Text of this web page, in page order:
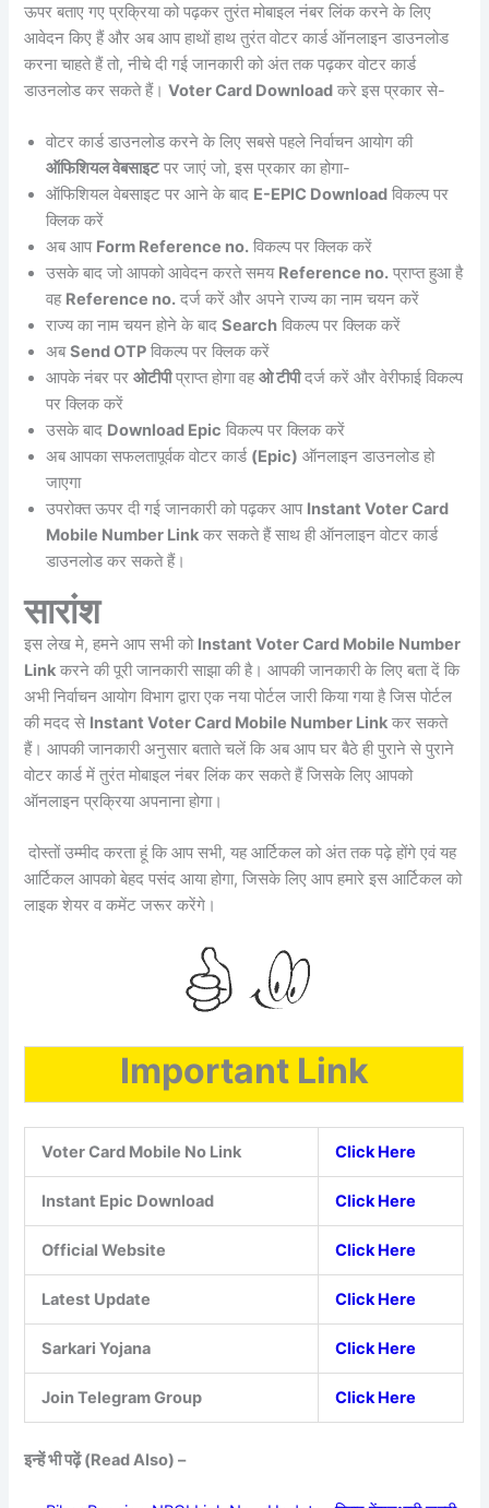
ऊपर बताए गए प्रक्रिया को पढ़कर तुरंत मोबाइल नंबर लिंक करने के लिए
आवेदन किए हैं और अब आप हाथों हाथ तुरंत वोटर कार्ड ऑनलाइन डाउनलोड
करना चाहते हैं तो, नीचे दी गई जानकारी को अंत तक पढ़कर वोटर कार्ड
डाउनलोड कर सकते हैं।Voter Card Download करे इस प्रकार से-
वोटर कार्ड डाउनलोड करने के लिए सबसे पहले निर्वाचन आयोग की
ऑफिशियल वेबसाइटपर जाएं जो, इस प्रकार का होगा-
ऑफिशियल वेबसाइट पर आने के बाद E-EPIC Download विकल्प पर
क्लिक करें
अब आप Form Reference no. विकल्प पर क्लिक करें
उसके बाद जो आपको आवेदन करते समय Reference no. प्राप्त हुआ है
वह Reference no. दर्ज करें और अपने राज्य का नाम चयन करें
राज्य का नाम चयन होने के बादSearch विकल्प पर क्लिक करें
अबSend OTP विकल्प पर क्लिक करें
आपके नंबर परओटीपीप्राप्त होगा वहओ टीपीदर्ज करें और वेरीफाई विकल्प
पर क्लिक करें
उसके बाद Download Epic विकल्प पर क्लिक करें
अब आपका सफलतापूर्वक वोटर कार्ड (Epic) ऑनलाइन डाउनलोड हो
जाएगा
उपरोक्त ऊपर दी गई जानकारी को पढ़कर आप Instant Voter Card
Mobile Number Link कर सकते हैं साथ ही ऑनलाइन वोटर कार्ड
डाउनलोड कर सकते हैं।
सारांश
इस लेख मे, हमने आप सभी को Instant Voter Card Mobile Number
Link करने की पूरी जानकारी साझा की है। आपकी जानकारी के लिए बता दें कि
अभी निर्वाचन आयोग विभाग द्वारा एक नया पोर्टल जारी किया गया है जिस पोर्टल
की मदद से Instant Voter Card Mobile Number Link कर सकते
हैं। आपकी जानकारी अनुसार बताते चलें कि अब आप घर बैठे ही पुराने से पुराने
वोटर कार्ड में तुरंत मोबाइल नंबर लिंक कर सकते हैं जिसके लिए आपको
ऑनलाइन प्रक्रिया अपनाना होगा।
दोस्तों उम्मीद करता हूं कि आप सभी, यह आर्टिकल को अंत तक पढ़े होंगे एवं यह
आर्टिकल आपको बेहद पसंद आया होगा, जिसके लिए आप हमारे इस आर्टिकल को
लाइक शेयर व कमेंट जरूर करेंगे।
Important Link
Voter Card Mobile No Link Click Here
Instant Epic Download Click Here
Official Website Click Here
Latest Update Click Here
Sarkari Yojana Click Here
Join Telegram Group Click Here
इन्हें भी पढ़ें (Read Also) –